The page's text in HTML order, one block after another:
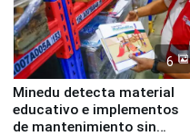
6
Minedu detecta material
educativo e implementos
de mantenimiento sin